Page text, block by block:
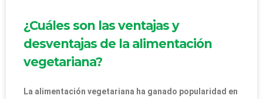
¿Cuáles son las ventajas y
desventajas de la alimentación
vegetariana?
La alimentación vegetariana ha ganado popularidad en